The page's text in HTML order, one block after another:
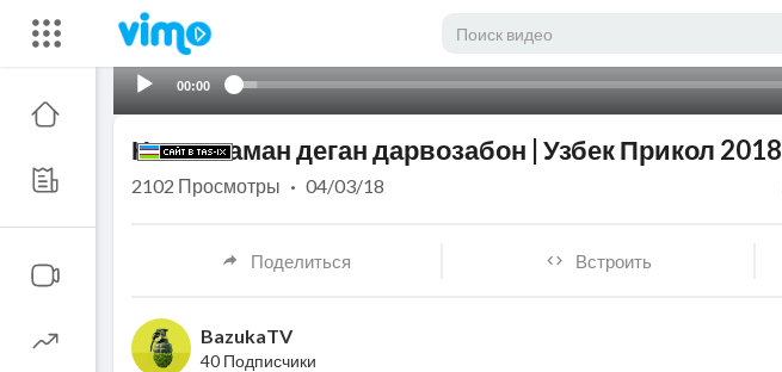
00:00
Нос чекаман деган дарвозабон | Узбек Прикол 2018
2102 Просмотры · 04/03/18
Поделиться Встроить
BazukaTV
40 Подписчики